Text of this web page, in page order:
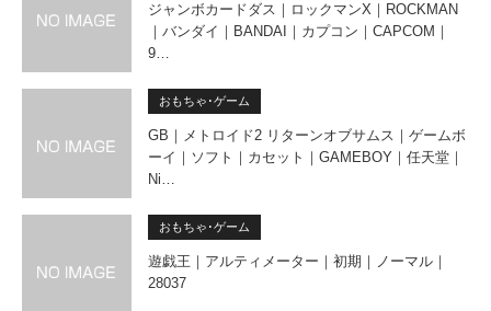
ジャンボカードダス｜ロックマンX｜ROCKMAN
｜バンダイ｜BANDAI｜カプコン｜CAPCOM｜
9…
おもちゃ･ゲーム
GB｜メトロイド2 リターンオブサムス｜ゲームボ
ーイ｜ソフト｜カセット｜GAMEBOY｜任天堂｜
Ni…
おもちゃ･ゲーム
遊戯王｜アルティメーター｜初期｜ノーマル｜
28037